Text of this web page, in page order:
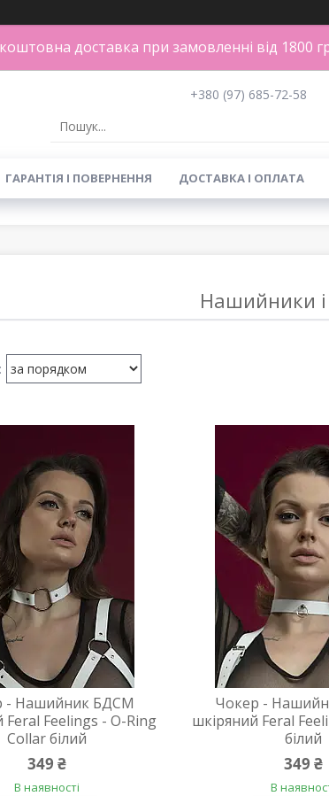
доставка при замовленні від 1800
+380 (97) 685-72-58
ГАРАНТІЯ І ПОВЕРНЕННЯ ДОСТАВКА І ОПЛАТА
Нашийники і
- Нашийник БДСМ
Feral Feelings - O-Ring
Collar білий
349 ₴
В наявності
Чокер -
шкіряний Feral
білий
349 ₴
В